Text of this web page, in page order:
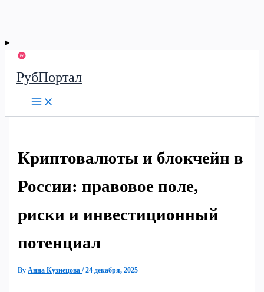
РубПортал
Криптовалюты и блокчейн в
России: правовое поле,
риски и инвестиционный
потенциал
ByАнна Кузнецова/24 декабря, 2025